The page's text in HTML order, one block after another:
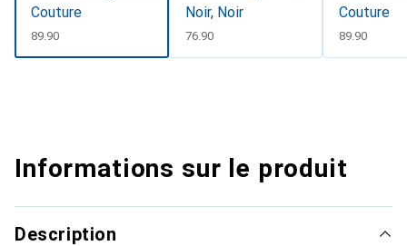
Couture
CHF
89.90
Noir, Noir
CHF
76.90
Couture
CHF
89.90
Informations sur le produit
Description